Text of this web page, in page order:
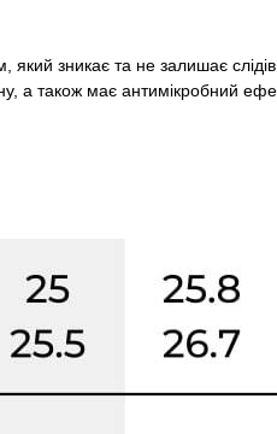
зникає та не залишає
а також має антимікробний